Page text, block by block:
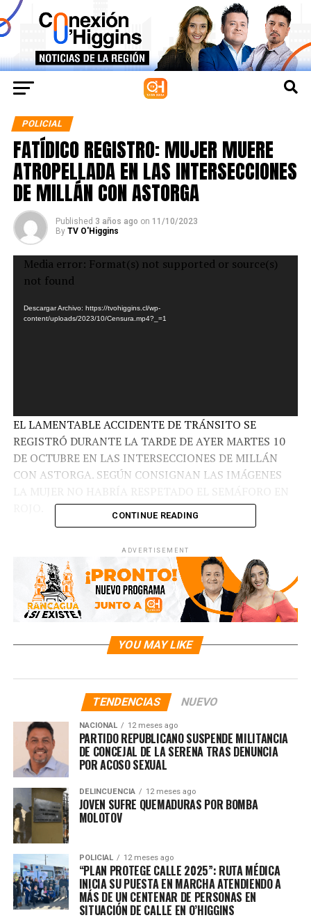
POLICIAL
FATÍDICO REGISTRO: MUJER MUERE
ATROPELLADA EN LAS INTERSECCIONES
DE MILLÁN CON ASTORGA
Published 3 años ago on 11/10/2023
By TV O'Higgins
Reproductor
Media error: Format(s) not supported or source(s)
not found
Descargar Archivo: https://tvohiggins.cl/wp-
content/uploads/2023/10/Censura.mp4?_=1
EL LAMENTABLE ACCIDENTE DE TRÁNSITO SE
REGISTRÓ DURANTE LA TARDE DE AYER MARTES 10
DE OCTUBRE EN LAS INTERSECCIONES DE MILLÁN
CON ASTORGA. SEGÚN CONSIGNAN LAS IMÁGENES
RELATED TOPICS:
UP NEXT
DETIENEN A SUJETO EN RANCAGUA QUE VENDÍA RAQUETAS
ROBADAS EN RRSS
RECUPERAN APEROS Y PRODUCTOS AGROQUÍMICOS
CONTINUE READING
ADVERTISEMENT
YOU MAY LIKE
TENDENCIAS NUEVO
NACIONAL 12 meses ago
PARTIDO REPUBLICANO SUSPENDE MILITANCIA
DE CONCEJAL DE LA SERENA TRAS DENUNCIA
POR ACOSO SEXUAL
DELINCUENCIA 12 meses ago
JOVEN SUFRE QUEMADURAS POR BOMBA
MOLOTOV
POLICIAL 12 meses ago
“PLAN PROTEGE CALLE 2025”: RUTA MÉDICA
INICIA SU PUESTA EN MARCHA ATENDIENDO A
MÁS DE UN CENTENAR DE PERSONAS EN
SITUACIÓN DE CALLE EN O’HIGGINS